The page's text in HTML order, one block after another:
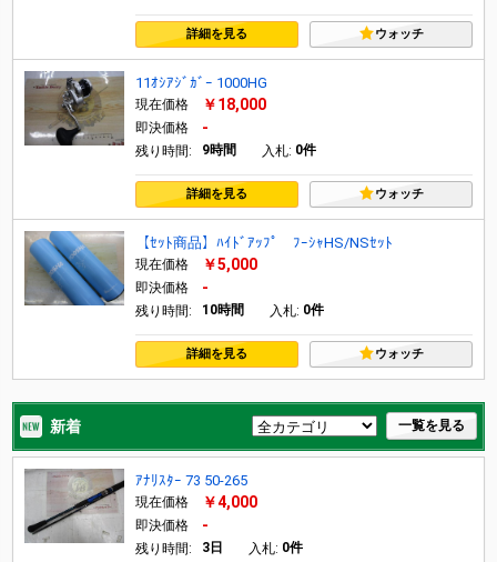
詳細を見る ウォッチ
11ｵｼｱｼﾞｶﾞｰ 1000HG
現在価格 ￥18,000
即決価格 -
残り時間: 9時間 入札: 0件
詳細を見る ウォッチ
【ｾｯﾄ商品】ﾊｲﾄﾞｱｯﾌﾟ ﾌｰｼｬHS/NSｾｯﾄ
現在価格 ￥5,000
即決価格 -
残り時間: 10時間 入札: 0件
詳細を見る ウォッチ
新着 一覧を見る
ｱﾅﾘｽﾀｰ 73 50-265
現在価格 ￥4,000
即決価格 -
残り時間: 3日 入札: 0件